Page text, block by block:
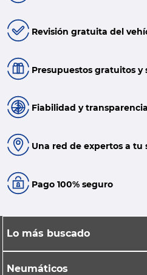
Revisión gratuita del
Presupuestos gratuitos y
Fiabilidad y transparencia
Una red de expertos a tu
Pago 100% seguro
Lo más buscado
Neumáticos